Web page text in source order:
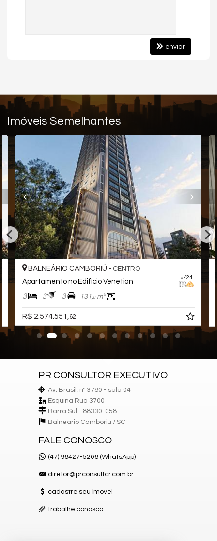
enviar
Imóveis Semelhantes
#424
BALNEÁRIO CAMBORIÚ - CENTRO
Apartamento no Edifício Venetian
3 3 3 131,0m²
R$ 2.574.551, 62
PR CONSULTOR EXECUTIVO
Av. Brasil, nº 3780 - sala 04
Esquina Rua 3700
Barra Sul - 88330-058
Balneário Camboriú / SC
FALE CONOSCO
(47) 96427-5206 (WhatsApp)
diretor@prconsultor.com.br
cadastre seu imóvel
trabalhe conosco